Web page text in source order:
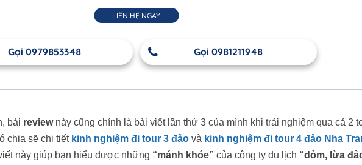
LIÊN HỆ NGAY
Gọi 0979853348 Gọi 0981211948
bài reviewnày cũng chính là bài viết lần thứ 3 của mình khi trải nghiệm qua cả 2
chia sẽ chi tiết kinh nghiệm đi tour 3 đảo và kinh nghiệm đi tour 4 đảo Nha
này giúp bạn hiểu được những “mánh khóe” của công ty du lịch “dỏm, lừa